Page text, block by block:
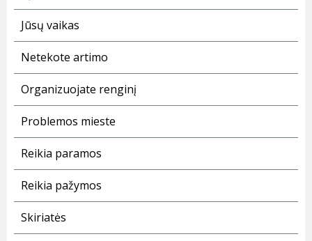
Jūsų vaikas
Netekote artimo
Organizuojate renginį
Problemos mieste
Reikia paramos
Reikia pažymos
Skiriatės